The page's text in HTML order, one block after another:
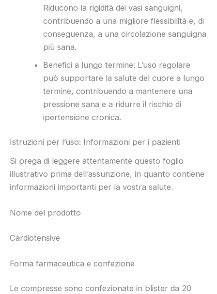
Riducono la rigidità dei vasi sanguigni,
contribuendo a una migliore flessibilità e, di
conseguenza, a una circolazione sanguigna
più sana.
Benefici a lungo termine: L’uso regolare
può supportare la salute del cuore a lungo
termine, contribuendo a mantenere una
pressione sana e a ridurre il rischio di
ipertensione cronica.
Istruzioni per l’uso: Informazioni per i pazienti
Si prega di leggere attentamente questo foglio
illustrativo prima dell’assunzione, in quanto contiene
informazioni importanti per la vostra salute.
Nome del prodotto
Cardiotensive
Forma farmaceutica e confezione
Le compresse sono confezionate in blister da 20